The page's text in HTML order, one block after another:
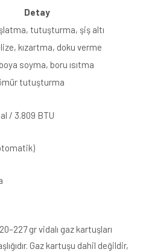
Detay
tutuşturma, şiş altı
kızartma, doku verme
soyma, boru ısıtma
tutuşturma
/ 3.809 BTU
gr vidalı gaz kartuşları
Gaz kartuşu dahil değildir,